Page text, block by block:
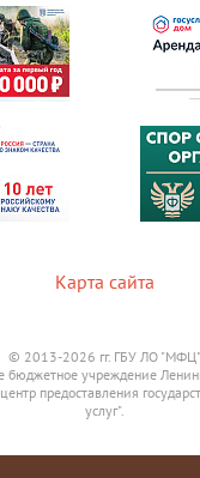
Карта сайта
© 2013-2026 гг. ГБУ ЛО "МФЦ"
бюджетное учреждение
предоставления
услуг".